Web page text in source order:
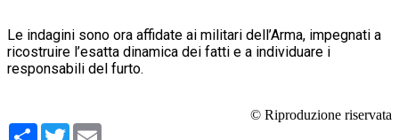
Le indagini sono ora affidate ai militari dell’Arma, impegnati a
ricostruire l’esatta dinamica dei fatti e a individuare i
responsabili del furto.
© Riproduzione riservata
Condividi
Twitter